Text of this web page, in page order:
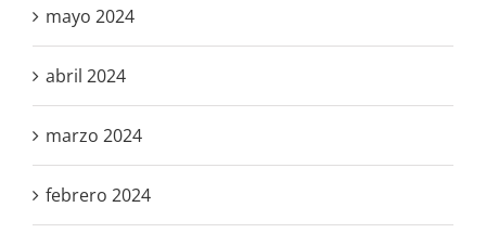
mayo 2024
abril 2024
marzo 2024
febrero 2024